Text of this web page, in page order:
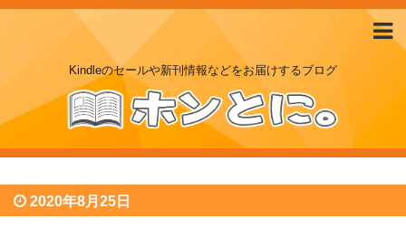
Kindleのセールや新刊情報などをお届けするブログ
2020年8月25日